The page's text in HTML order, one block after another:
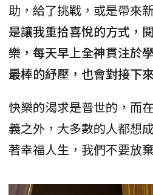
助，給了挑戰，或是帶來
是讓我重拾喜悅的方式，
樂，每天早上全神貫注於
最棒的紓壓，也會對接下
快樂的渴求是普世的，而
義之外，大多數的人都想
著幸福人生，我們不要放